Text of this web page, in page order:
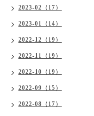
2023-02（17）
2023-01（14）
2022-12（19）
2022-11（19）
2022-10（19）
2022-09（15）
2022-08（17）